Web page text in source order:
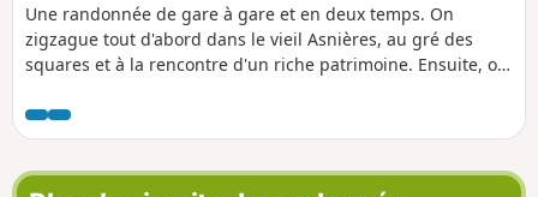
Une randonnée de gare à gare et en deux temps. On
zigzague tout d'abord dans le vieil Asnières, au gré des
squares et à la rencontre d'un riche patrimoine. Ensuite, on
faufile dans un cadre très urbanisé.